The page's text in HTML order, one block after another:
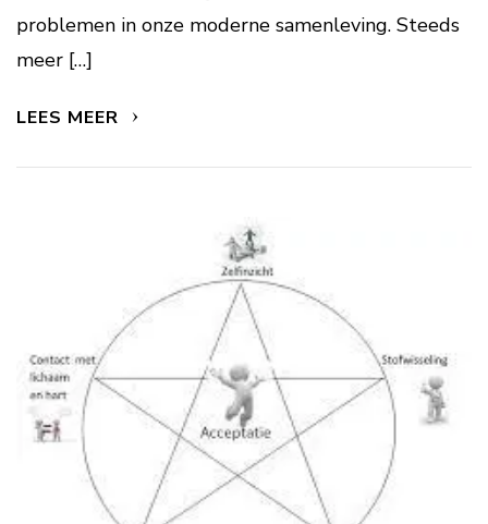
problemen in onze moderne samenleving. Steeds
meer […]
LEES MEER